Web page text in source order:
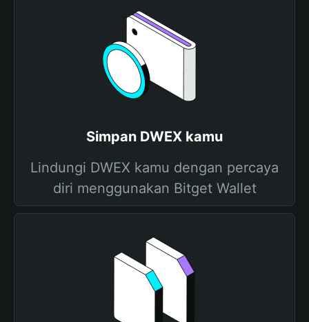
Simpan DWEX kamu
Lindungi DWEX kamu dengan percaya
diri menggunakan Bitget Wallet